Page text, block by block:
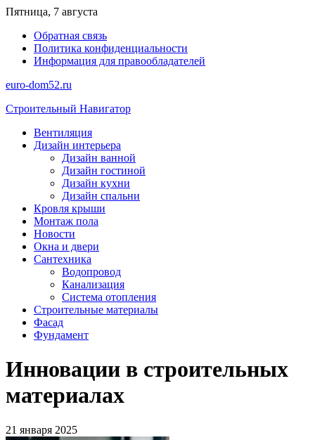
Перейти
содержимому
Пятница, 7 августа
Обратная связь
Политика конфиденциальности
Информация для правообладателей
euro-dom52.ru
Строительный Навигатор
Вентиляция
Дизайн интерьера
Дизайн ванной
Дизайн гостиной
Дизайн кухни
Дизайн спальни
Кровля крыши
Монтаж пола
Новости
Окна и двери
Сантехника
Водопровод
Канализация
Система отопления
Строительные материалы
Фасад
Фундамент
Инновации в строительных
материалах
21 января 2025